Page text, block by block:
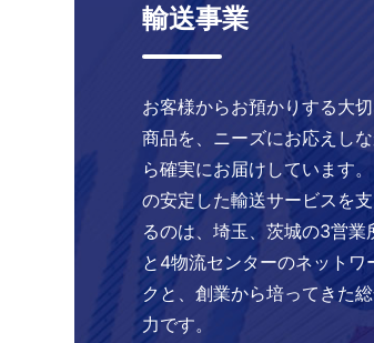
輸送事業
お客様からお預かりする大
商品を、ニーズにお応えし
ら確実にお届けしています
の安定した輸送サービスを支
るのは、埼玉、茨城の3営業
と4物流センターのネットワ
クと、創業から培ってきた
力です。